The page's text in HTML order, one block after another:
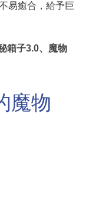
易癒合，給予巨
箱子3.0、魔物
魔物